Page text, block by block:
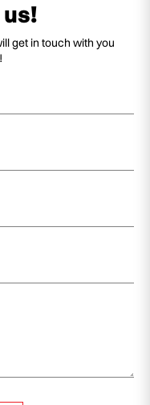
get in touch with you